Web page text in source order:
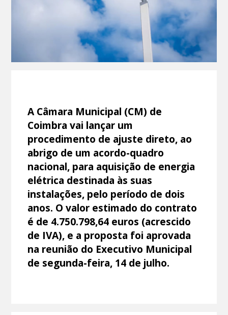
A Câmara Municipal (CM) de
Coimbra vai lançar um
procedimento de ajuste direto, ao
abrigo de um acordo-quadro
nacional, para aquisição de energia
elétrica destinada às suas
instalações, pelo período de dois
anos. O valor estimado do contrato
é de 4.750.798,64 euros (acrescido
de IVA), e a proposta foi aprovada
na reunião do Executivo Municipal
de segunda-feira, 14 de julho.